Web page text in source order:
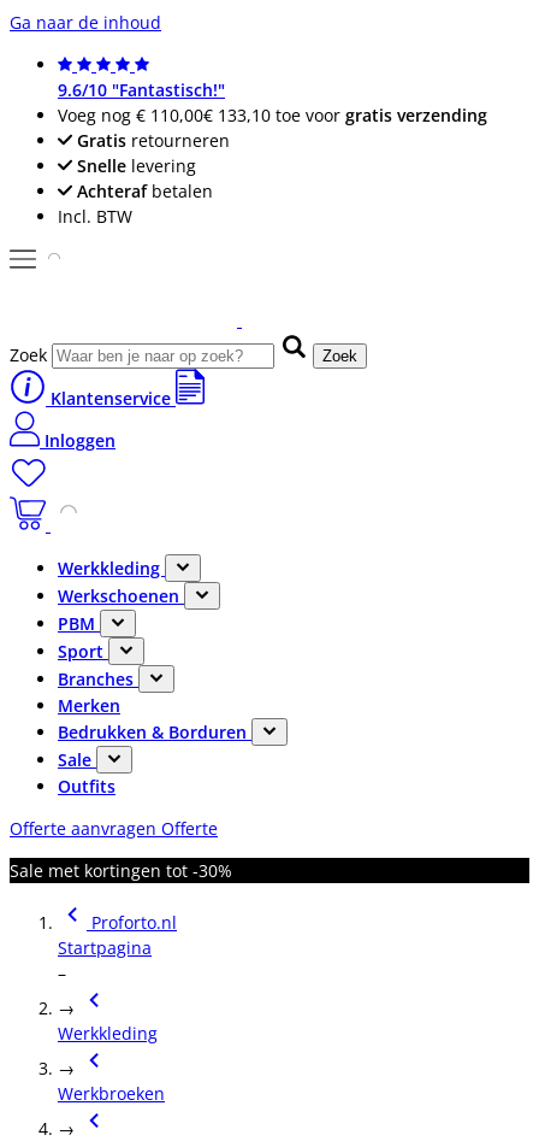
Ga naar de inhoud
9.6/10 "Fantastisch!"
Voeg nog € 110,00€ 133,10 toe voor gratis verzending
Gratis retourneren
Snelle levering
Achterafbetalen
Incl. BTW
Zoek Zoek
Klantenservice
Inloggen
Werkkleding
Werkschoenen
PBM
Sport
Branches
Merken
Bedrukken & Borduren
Sale
Outfits
Offerte aanvragen Offerte
Sale met kortingen tot -30%
Proforto.nl
Startpagina
–
→
Werkkleding
→
Werkbroeken
→